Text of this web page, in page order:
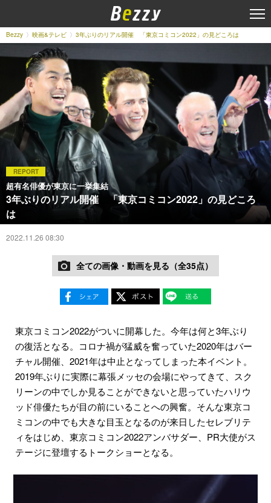
Bezzy 映画&テレビ 3年ぶりのリアル開催 「東京コミコン2022」の見どころは
REPORT
超有名俳優が東京に一挙集結
3年ぶりのリアル開催 「東京コミコン2022」の見どころ
は
2022.11.26 08:30
全ての画像・動画を見る（全35点）
東京コミコン2022がついに開幕した。今年は何と3年ぶり
の復活となる。コロナ禍が猛威を奮っていた2020年はバー
チャル開催、2021年は中止となってしまった本イベント。
2019年ぶりに実際に幕張メッセの会場にやってきて、スク
リーンの中でしか見ることができないと思っていたハリウ
ッド俳優たちが目の前にいることへの興奮。そんな東京コ
ミコンの中でも大きな目玉となるのが来日したセレブリテ
ィをはじめ、東京コミコン2022アンバサダー、PR大使がス
テージに登壇するトークショーとなる。